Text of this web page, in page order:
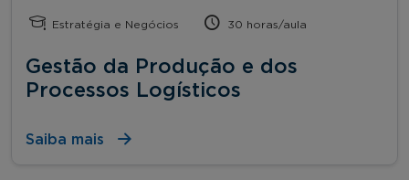
Estratégia e Negócios 30 horas/aula
Gestão da Produção e dos
Processos Logísticos
Saiba mais